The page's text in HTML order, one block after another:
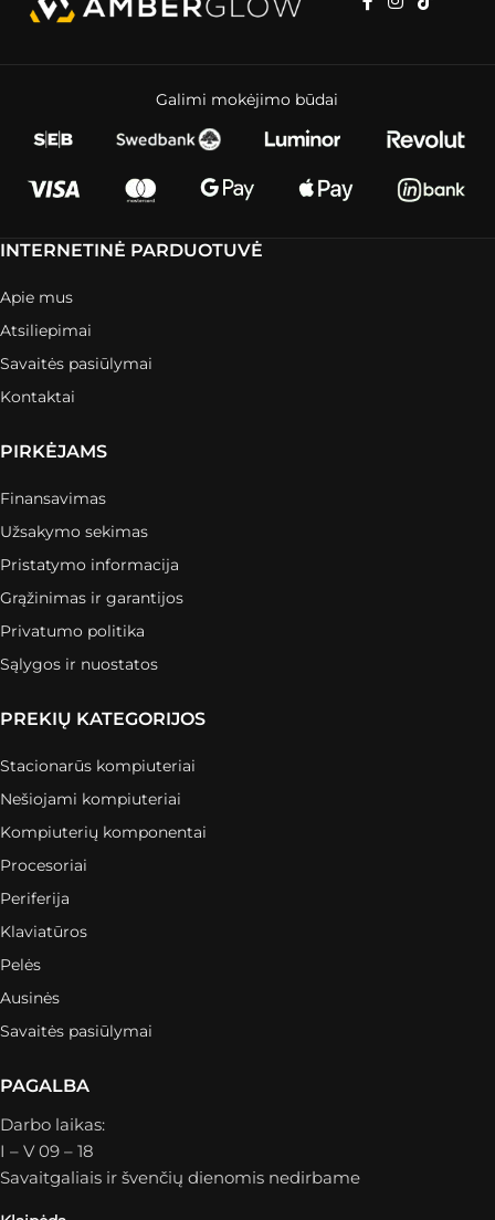
Galimi mokėjimo būdai
INTERNETINĖ PARDUOTUVĖ
Apie mus
Atsiliepimai
Savaitės pasiūlymai
Kontaktai
PIRKĖJAMS
Finansavimas
Užsakymo sekimas
Pristatymo informacija
Grąžinimas ir garantijos
Privatumo politika
Sąlygos ir nuostatos
PREKIŲ KATEGORIJOS
Stacionarūs kompiuteriai
Nešiojami kompiuteriai
Kompiuterių komponentai
Procesoriai
Periferija
Klaviatūros
Pelės
Ausinės
Savaitės pasiūlymai
PAGALBA
Darbo laikas:
I – V 09 – 18
Savaitgaliais ir švenčių dienomis nedirbame